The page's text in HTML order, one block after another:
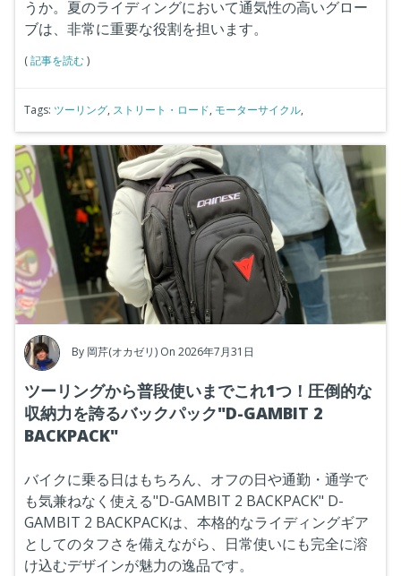
うか。夏のライディングにおいて通気性の高いグロー
ブは、非常に重要な役割を担います。
(記事を読む)
Tags: ツーリング, ストリート・ロード, モーターサイクル,
By 岡芹(オカゼリ) On 2026年7月31日
ツーリングから普段使いまでこれ1つ！圧倒的な
収納力を誇るバックパック"D-GAMBIT 2
BACKPACK"
バイクに乗る日はもちろん、オフの日や通勤・通学で
も気兼ねなく使える"D-GAMBIT 2 BACKPACK" D-
GAMBIT 2 BACKPACKは、本格的なライディングギア
としてのタフさを備えながら、日常使いにも完全に溶
け込むデザインが魅力の逸品です。